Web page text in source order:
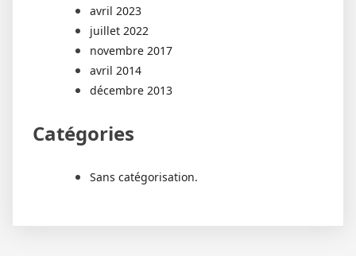
avril 2023
juillet 2022
novembre 2017
avril 2014
décembre 2013
Catégories
Sans catégorisation.